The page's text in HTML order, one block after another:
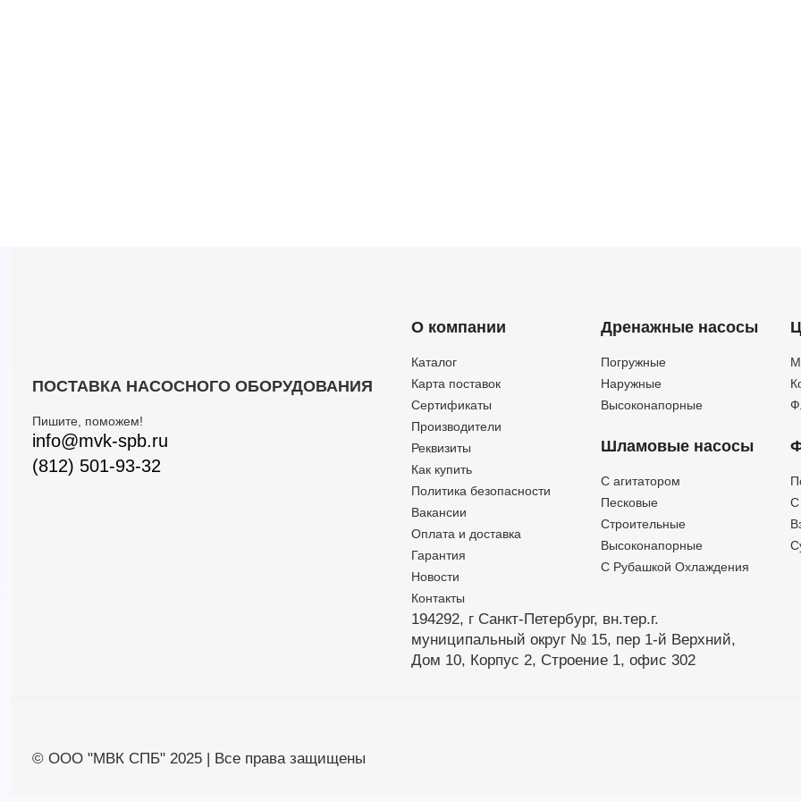
ПОСТАВКА НАСОСНОГО ОБОРУДОВАНИЯ
Пишите, поможем!
info@mvk-spb.ru
(812) 501-93-32
О компании
Каталог
Карта поставок
Сертификаты
Производители
Реквизиты
Как купить
Политика безопасности
Вакансии
Оплата и доставка
Гарантия
Новости
Контакты
Дренажные насосы
Погружные
Наружные
Высоконапорные
Шламовые насосы
C агитатором
Песковые
Строительные
Высоконапорные
С Рубашкой Охлаждения
194292, г Санкт-Петербург, вн.тер.г.
муниципальный округ № 15, пер 1-й Верхний,
Дом 10, Корпус 2, Строение 1, офис 302
© ООО "МВК СПБ" 2025 | Все права защищены